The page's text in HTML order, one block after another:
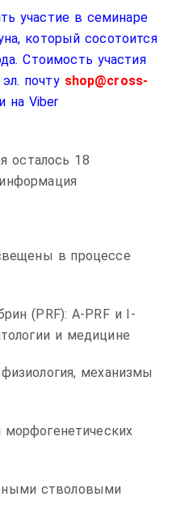
участие в семинаре
который сосотоится
Стоимость участия
почту shop@cross-
на Viber
осталось 18
в процессе
(PRF): A-PRF и I-
и медицине
механизмы
стволовыми